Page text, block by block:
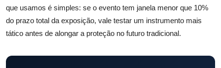
que usamos é simples: se o evento tem janela menor que 10%
do prazo total da exposição, vale testar um instrumento mais
tático antes de alongar a proteção no futuro tradicional.